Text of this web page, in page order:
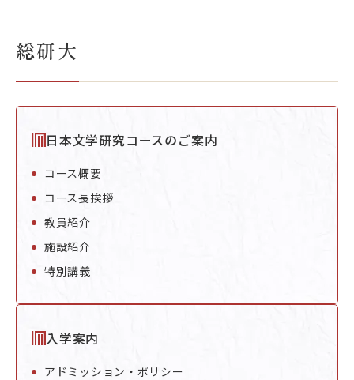
総研大
日本文学研究コースのご案内
コース概要
コース長挨拶
教員紹介
施設紹介
特別講義
入学案内
アドミッション・ポリシー